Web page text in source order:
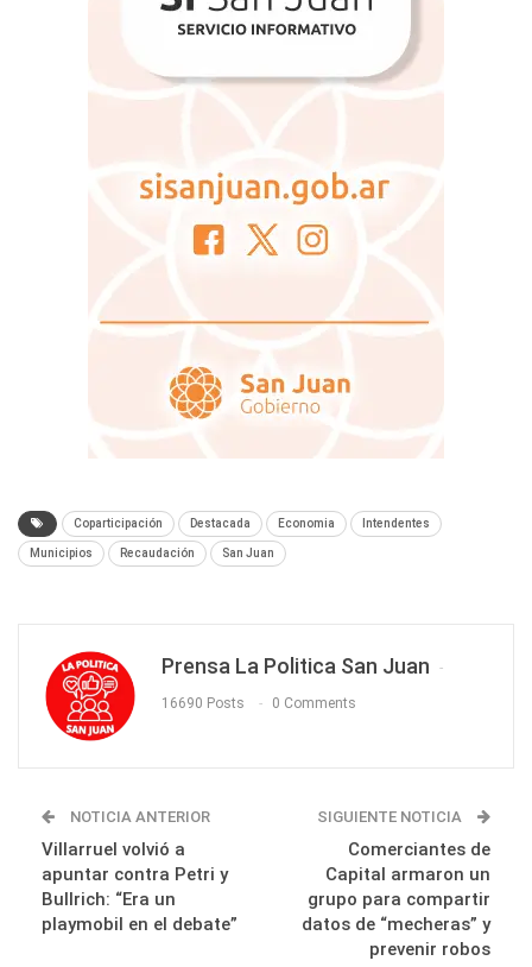
Coparticipación Destacada Economia Intendentes
Municipios Recaudación San Juan
Prensa La Politica San Juan
16690 Posts 0 Comments
NOTICIA ANTERIOR
Villarruel volvió a
apuntar contra Petri y
Bullrich: “Era un
playmobil en el debate”
SIGUIENTE NOTICIA
Comerciantes de
Capital armaron un
grupo para compartir
datos de “mecheras” y
prevenir robos